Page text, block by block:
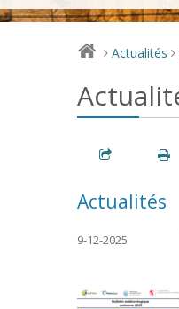
> Actualités >
Actualités
9-12-2025